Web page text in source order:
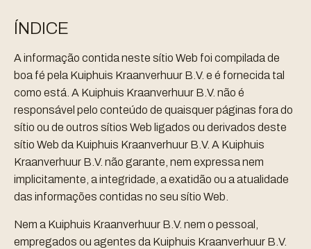
ÍNDICE
A informação contida neste sítio Web foi compilada de
boa fé pela Kuiphuis Kraanverhuur B.V. e é fornecida tal
como está. A Kuiphuis Kraanverhuur B.V. não é
responsável pelo conteúdo de quaisquer páginas fora do
sítio ou de outros sítios Web ligados ou derivados deste
sítio Web da Kuiphuis Kraanverhuur B.V. A Kuiphuis
Kraanverhuur B.V. não garante, nem expressa nem
implicitamente, a integridade, a exatidão ou a atualidade
das informações contidas no seu sítio Web.
Nem a Kuiphuis Kraanverhuur B.V. nem o pessoal,
empregados ou agentes da Kuiphuis Kraanverhuur B.V.